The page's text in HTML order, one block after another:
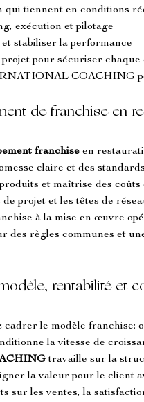
qui tiennent en conditions
exécution et pilotage
stabiliser la performance
pour sécuriser chaque
COACHING
de franchise en
franchise en
claire et des
et maîtrise des
projet et les têtes de
à la mise en œuvre
des règles communes et
rentabilité et
cadrer le modèle franchise:
la vitesse de
travaille sur la
la valeur pour le
sur les ventes, la